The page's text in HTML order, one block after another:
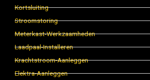
Kortsluiting
Stroomstoring
Meterkast-Werkzaamheden
Laadpaal-Installeren
Krachtstroom-Aanleggen
Elektra-Aanleggen